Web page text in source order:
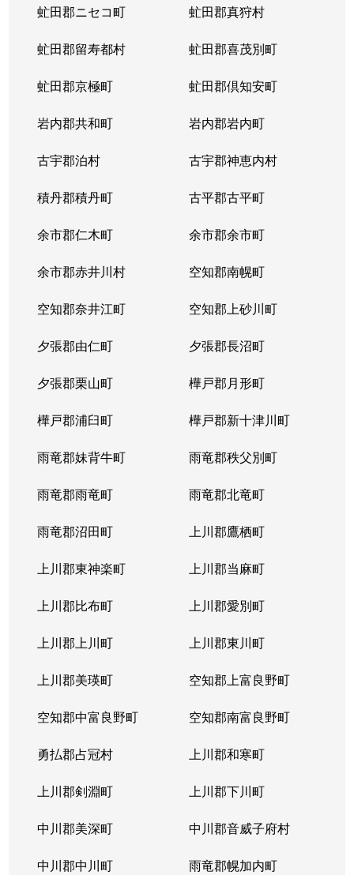
虻田郡ニセコ町 虻田郡真狩村
虻田郡留寿都村 虻田郡喜茂別町
虻田郡京極町 虻田郡倶知安町
岩内郡共和町 岩内郡岩内町
古宇郡泊村 古宇郡神恵内村
積丹郡積丹町 古平郡古平町
余市郡仁木町 余市郡余市町
余市郡赤井川村 空知郡南幌町
空知郡奈井江町 空知郡上砂川町
夕張郡由仁町 夕張郡長沼町
夕張郡栗山町 樺戸郡月形町
樺戸郡浦臼町 樺戸郡新十津川町
雨竜郡妹背牛町 雨竜郡秩父別町
雨竜郡雨竜町 雨竜郡北竜町
雨竜郡沼田町 上川郡鷹栖町
上川郡東神楽町 上川郡当麻町
上川郡比布町 上川郡愛別町
上川郡上川町 上川郡東川町
上川郡美瑛町 空知郡上富良野町
空知郡中富良野町 空知郡南富良野町
勇払郡占冠村 上川郡和寒町
上川郡剣淵町 上川郡下川町
中川郡美深町 中川郡音威子府村
中川郡中川町 雨竜郡幌加内町